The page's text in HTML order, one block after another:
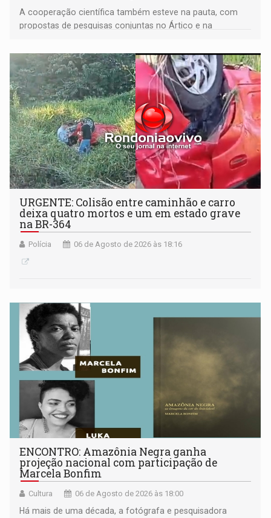
A cooperação científica também esteve na pauta, com
propostas de pesquisas conjuntas no Ártico e na
URGENTE: Colisão entre caminhão e carro
deixa quatro mortos e um em estado grave
na BR-364
Polícia 06 de Agosto de 2026 às 18:16
ENCONTRO: Amazônia Negra ganha
projeção nacional com participação de
Marcela Bonfim
Cultura 06 de Agosto de 2026 às 18:00
Há mais de uma década, a fotógrafa e pesquisadora